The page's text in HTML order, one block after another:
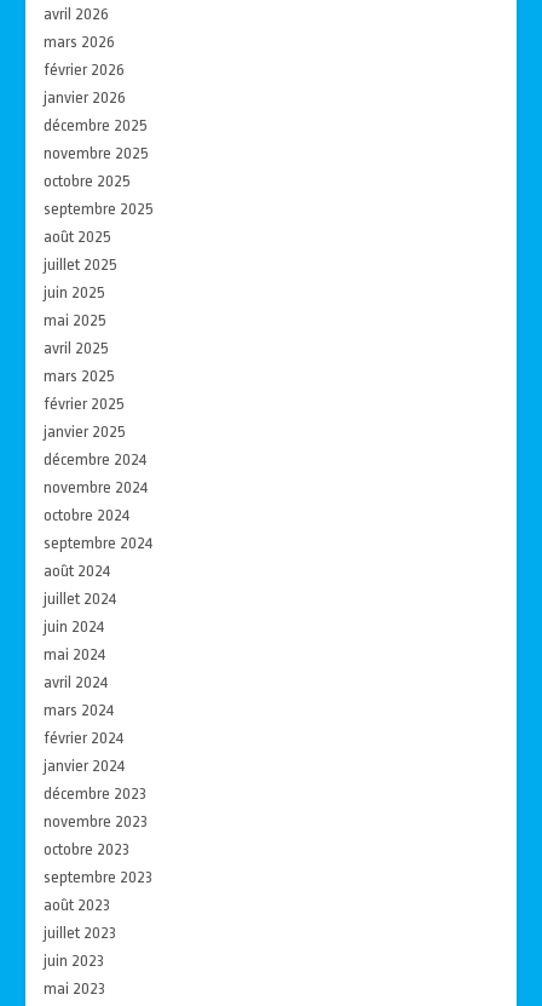
avril 2026
mars 2026
février 2026
janvier 2026
décembre 2025
novembre 2025
octobre 2025
septembre 2025
août 2025
juillet 2025
juin 2025
mai 2025
avril 2025
mars 2025
février 2025
janvier 2025
décembre 2024
novembre 2024
octobre 2024
septembre 2024
août 2024
juillet 2024
juin 2024
mai 2024
avril 2024
mars 2024
février 2024
janvier 2024
décembre 2023
novembre 2023
octobre 2023
septembre 2023
août 2023
juillet 2023
juin 2023
mai 2023